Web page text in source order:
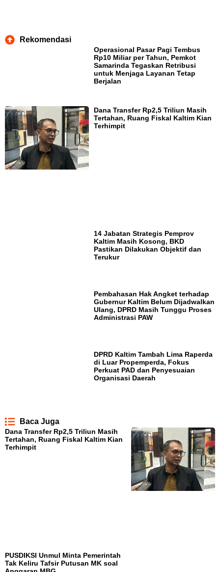
Rekomendasi
Operasional Pasar Pagi Tembus
Rp10 Miliar per Tahun, Pemkot
Samarinda Tegaskan Retribusi
untuk Menjaga Layanan Tetap
Berjalan
Dana Transfer Rp2,5 Triliun Masih
Tertahan, Ruang Fiskal Kaltim Kian
Terhimpit
14 Jabatan Strategis Pemprov
Kaltim Masih Kosong, BKD
Pastikan Dilakukan Objektif dan
Terukur
Pembahasan Hak Angket terhadap
Gubernur Kaltim Belum Dijadwalkan
Ulang, DPRD Masih Tunggu Proses
Administrasi PAW
DPRD Kaltim Tambah Lima Raperda
di Luar Propemperda, Fokus
Perkuat PAD dan Penyesuaian
Organisasi Daerah
Baca Juga
Dana Transfer Rp2,5 Triliun Masih
Tertahan, Ruang Fiskal Kaltim Kian
Terhimpit
PUSDIKSI Unmul Minta Pemerintah
Tak Keliru Tafsir Putusan MK soal